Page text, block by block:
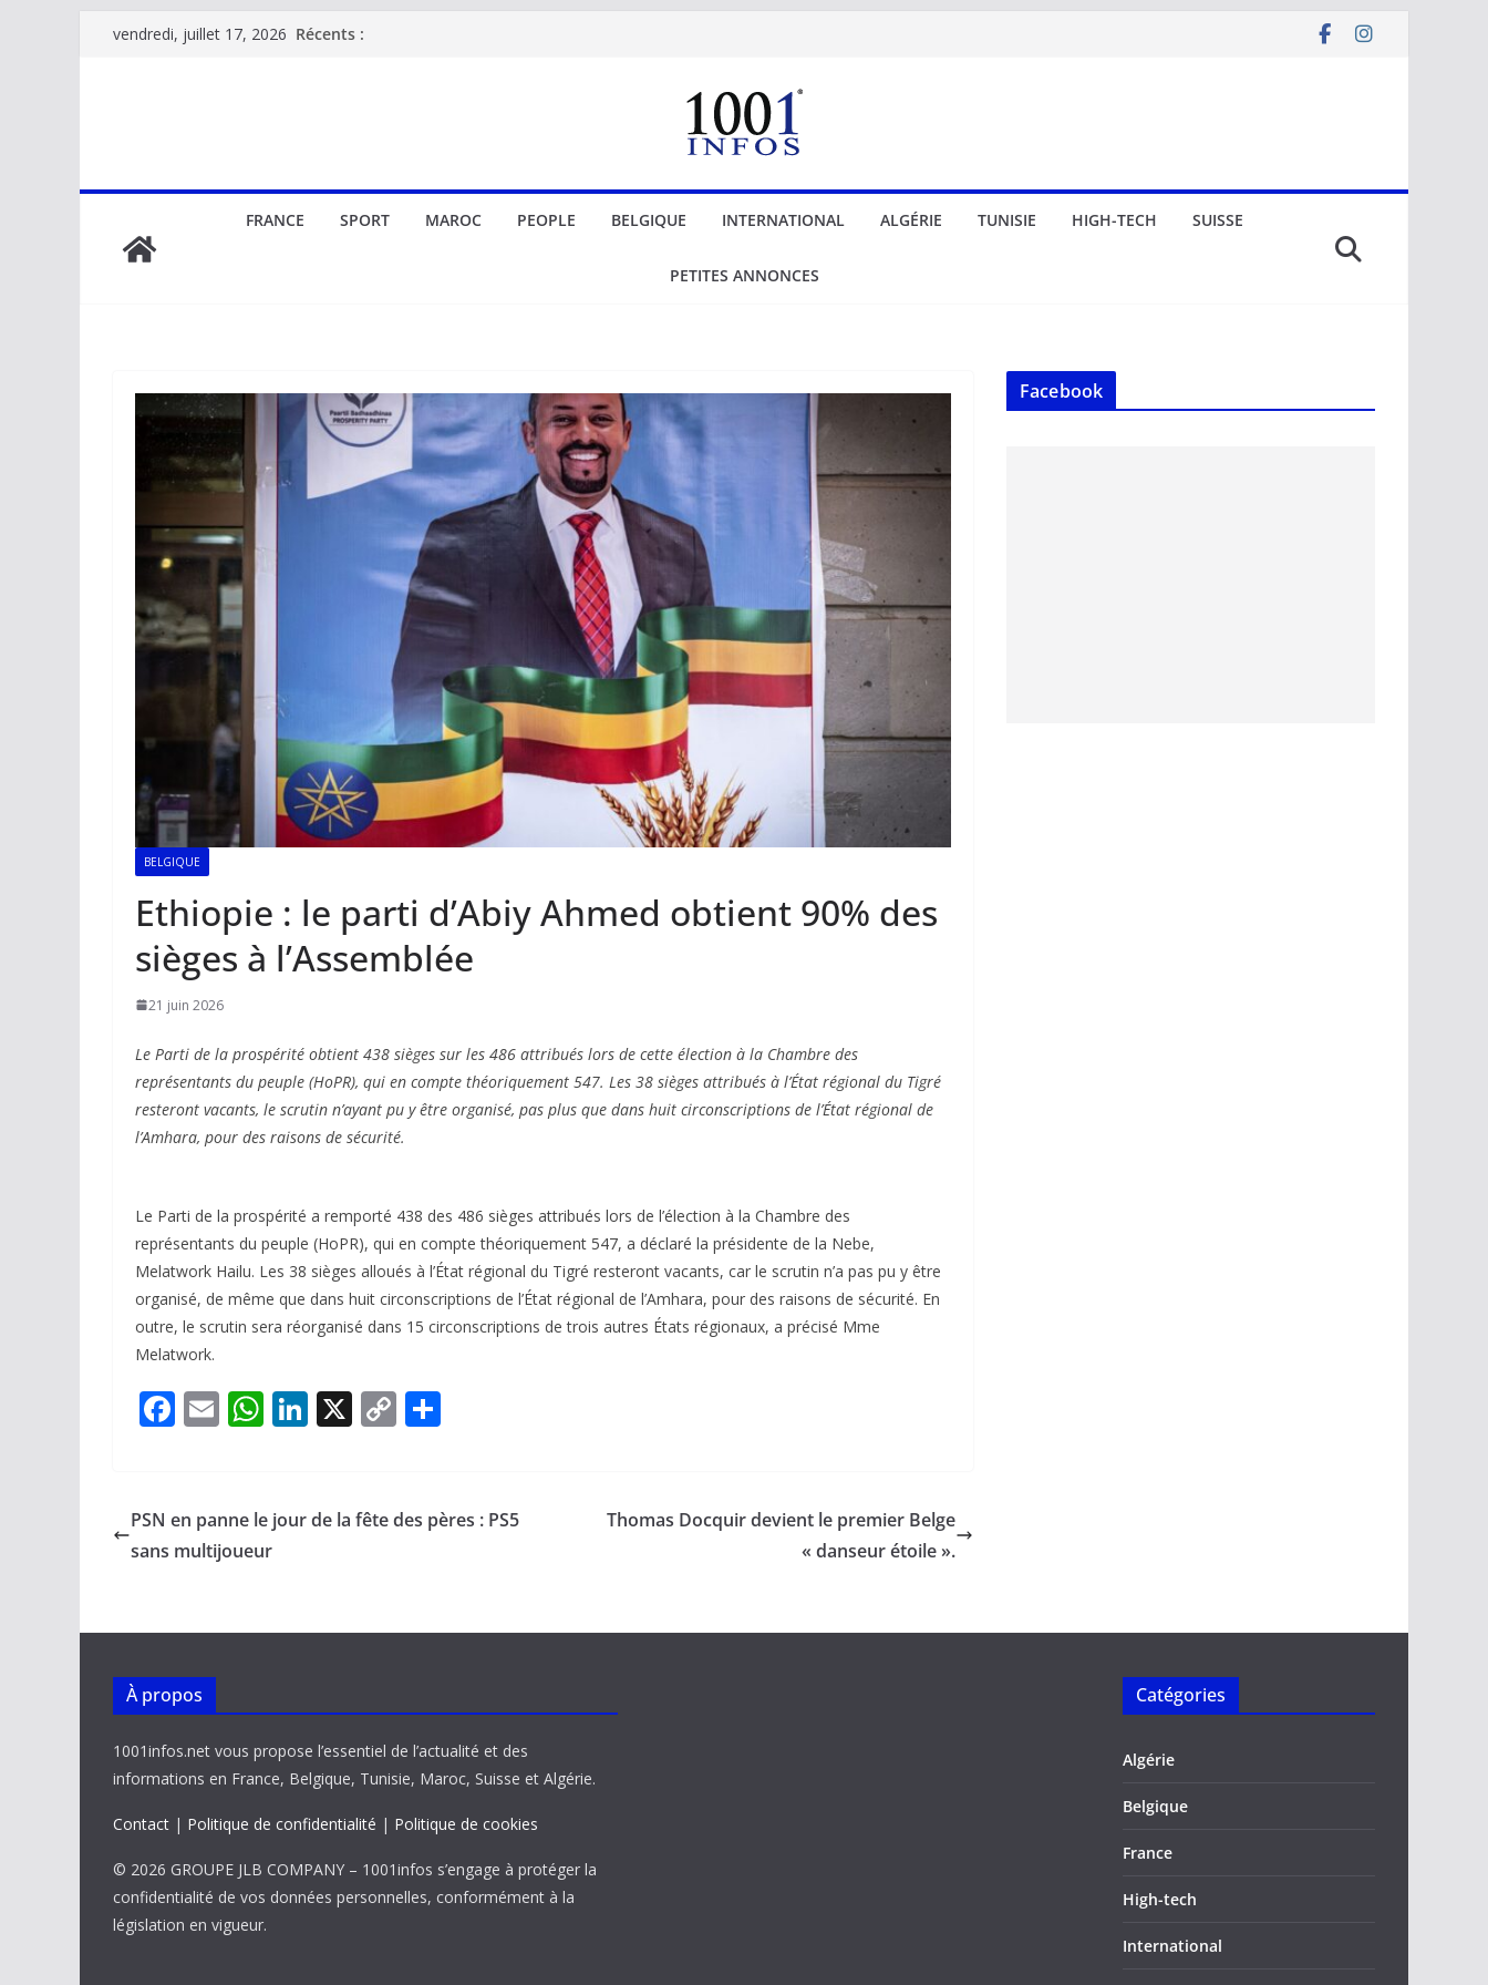
Passervendredi, juillet 17, 2026 Récents :
FRANCE SPORT MAROC PEOPLE BELGIQUE INTERNATIONAL ALGÉRIE TUNISIE HIGH-TECH SUISSE
PETITES ANNONCES
BELGIQUE
Ethiopie : le parti d’Abiy Ahmed obtient 90% des
sièges à l’Assemblée
21 juin 2026
Le Parti de la prospérité obtient 438 sièges sur les 486 attribués lors de cette élection à la Chambre des
représentants du peuple (HoPR), qui en compte théoriquement 547. Les 38 sièges attribués à l’État régional du Tigré
resteront vacants, le scrutin n’ayant pu y être organisé, pas plus que dans huit circonscriptions de l’État régional de
l’Amhara, pour des raisons de sécurité.
Le Parti de la prospérité a remporté 438 des 486 sièges attribués lors de l’élection à la Chambre des
représentants du peuple (HoPR), qui en compte théoriquement 547, a déclaré la présidente de la Nebe,
Melatwork Hailu. Les 38 sièges alloués à l’État régional du Tigré resteront vacants, car le scrutin n’a pas pu y être
organisé, de même que dans huit circonscriptions de l’État régional de l’Amhara, pour des raisons de sécurité. En
outre, le scrutin sera réorganisé dans 15 circonscriptions de trois autres États régionaux, a précisé Mme
Melatwork.
F
b
o
k
E
l
W
s
A
p
Li
e
X C
y
k
g
PSN en panne le jour de la fête des pères : PS5
sans multijoueur
Thomas Docquir devient le premier Belge
« danseur étoile ».
Facebook
À propos
1001infos.net vous propose l’essentiel de l’actualité et des
informations en France, Belgique, Tunisie, Maroc, Suisse et Algérie.
Contact | Politique de confidentialité | Politique de cookies
© 2026 GROUPE JLB COMPANY – 1001infos s’engage à protéger la
confidentialité de vos données personnelles, conformément à la
législation en vigueur.
Catégories
Algérie
Belgique
France
High-tech
International